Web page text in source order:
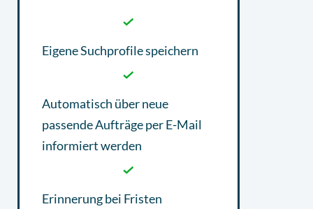
Eigene Suchprofile speichern
Automatisch über neue
passende Aufträge per E-Mail
informiert werden
Erinnerung bei Fristen